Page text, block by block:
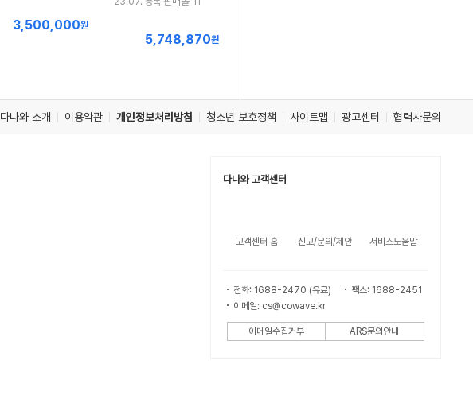
최
3,500,000원
최
5,748,870원
다나와 소개 이용약관 개인정보처리방침 청소년 보호정책 사이트맵 광고센터 협력사문의
다나와 고객센터
고객센터 홈 신고/문의/제안 서비스도움말
전화: 1688-2470 (유료)
팩스: 1688-2451
이메일: cs@cowave.kr
이메일수집거부 ARS문의안내